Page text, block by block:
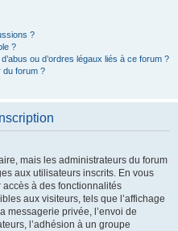
?
?
ou d’ordres légaux liés à ce forum ?
du forum ?
mais les administrateurs du forum
aux utilisateurs inscrits. En vous
à des fonctionnalités
aux visiteurs, tels que l’affichage
messagerie privée, l’envoi de
l’adhésion à un groupe